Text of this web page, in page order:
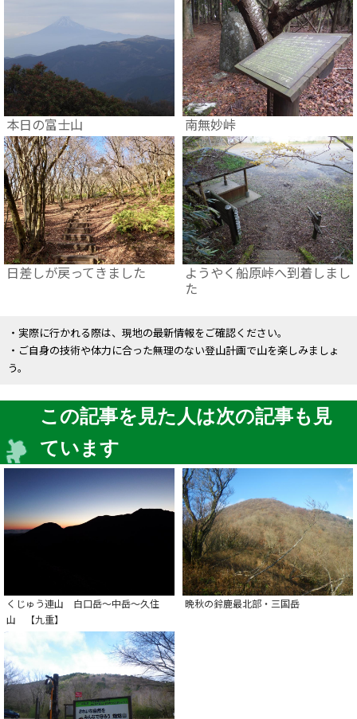
本日の富士山 南無妙峠
日差しが戻ってきました
ようやく船原峠へ到着しまし
た
・実際に行かれる際は、現地の最新情報をご確認ください。
・ご自身の技術や体力に合った無理のない登山計画で山を楽しみましょ
う。
この記事を見た人は次の記事も見
ています
くじゅう連山 白口岳～中岳～久住
山 【九重】
晩秋の鈴鹿最北部・三国岳